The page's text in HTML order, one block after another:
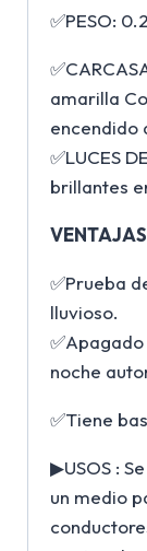
✅PESO:
amarilla
encendido
✅LUCES
brillantes
VENTAJAS
✅Prueba
lluvioso.
noche
✅Tiene
▶USOS :
un medio